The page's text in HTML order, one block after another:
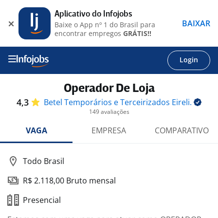
Login
Operador De Loja
4,3 Betel Temporários e Terceirizados Eireli.
149 avaliações
VAGA EMPRESA COMPARATIVO
Todo Brasil
R$ 2.118,00 Bruto mensal
Presencial
Aplicativo do Infojobs
Baixe o App nº 1 do Brasil para
encontrar empregos GRÁTIS!!
BAIXAR